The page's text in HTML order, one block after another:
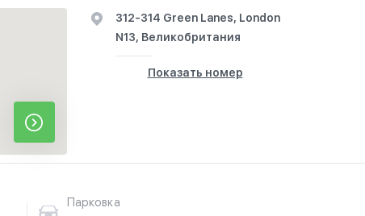
312-314 Green Lanes, London
N13, Великобритания
Показать номер
Парковка